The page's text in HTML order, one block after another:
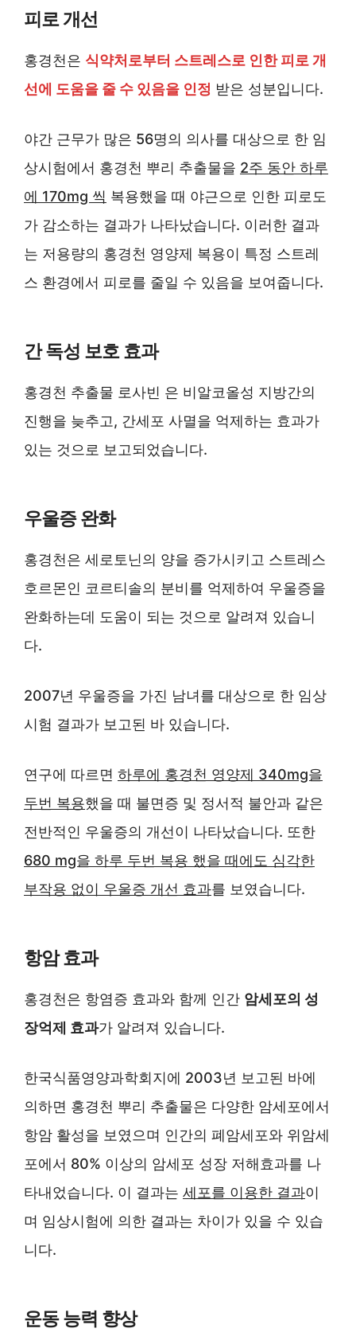
피로 개선
홍경천은 식약처로부터 스트레스로 인한 피로 개
선에 도움을 줄 수 있음을 인정 받은 성분입니다.
야간 근무가 많은 56명의 의사를 대상으로 한 임
상시험에서 홍경천 뿌리 추출물을 2주 동안 하루
에 170mg 씩 복용했을 때 야근으로 인한 피로도
가 감소하는 결과가 나타났습니다. 이러한 결과
는 저용량의 홍경천 영양제 복용이 특정 스트레
스 환경에서 피로를 줄일 수 있음을 보여줍니다.
간 독성 보호 효과
홍경천 추출물 로사빈 은 비알코올성 지방간의
진행을 늦추고, 간세포 사멸을 억제하는 효과가
있는 것으로 보고되었습니다.
우울증 완화
홍경천은 세로토닌의 양을 증가시키고 스트레스
호르몬인 코르티솔의 분비를 억제하여 우울증을
완화하는데 도움이 되는 것으로 알려져 있습니
다.
2007년 우울증을 가진 남녀를 대상으로 한 임상
시험 결과가 보고된 바 있습니다.
연구에 따르면 하루에 홍경천 영양제 340mg을
두번 복용했을 때 불면증 및 정서적 불안과 같은
전반적인 우울증의 개선이 나타났습니다. 또한
680 mg을 하루 두번 복용 했을 때에도 심각한
부작용 없이 우울증 개선 효과를 보였습니다.
항암 효과
홍경천은 항염증 효과와 함께 인간 암세포의 성
장억제 효과가 알려져 있습니다.
한국식품영양과학회지에 2003년 보고된 바에
의하면 홍경천 뿌리 추출물은 다양한 암세포에서
항암 활성을 보였으며 인간의 폐암세포와 위암세
포에서 80% 이상의 암세포 성장 저해효과를 나
타내었습니다. 이 결과는 세포를 이용한 결과이
며 임상시험에 의한 결과는 차이가 있을 수 있습
니다.
운동 능력 향상